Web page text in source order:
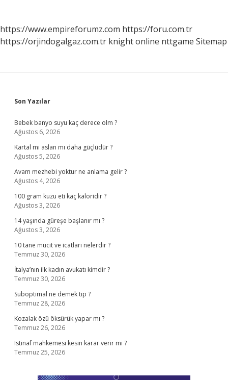
https://www.empireforumz.com https://foru.com.tr
https://orjindogalgaz.com.tr knight online nttgame Sitemap
Sidebar
Son Yazılar
Bebek banyo suyu kaç derece olm ?
Ağustos 6, 2026
Kartal mı aslan mı daha güçlüdür ?
Ağustos 5, 2026
Avam mezhebi yoktur ne anlama gelir ?
Ağustos 4, 2026
100 gram kuzu eti kaç kaloridir ?
Ağustos 3, 2026
14 yaşında güreşe başlanır mı ?
Ağustos 3, 2026
10 tane mucit ve icatları nelerdir ?
Temmuz 30, 2026
İtalya’nın ilk kadın avukatı kimdir ?
Temmuz 30, 2026
Suboptimal ne demek tıp ?
Temmuz 28, 2026
Kozalak özü öksürük yapar mı ?
Temmuz 26, 2026
Istinaf mahkemesi kesin karar verir mi ?
Temmuz 25, 2026